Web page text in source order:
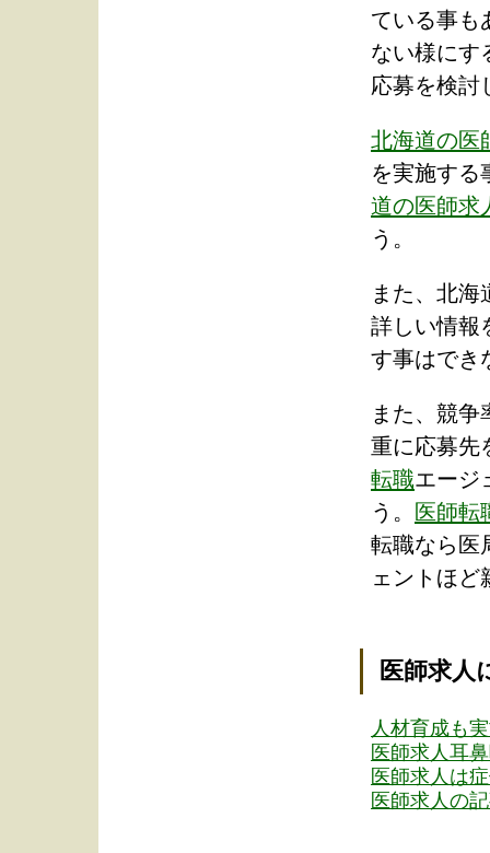
ている事も
ない様にす
応募を検討
北海道の医
を実施する
道の医師求
う。
また、北
詳しい情報
す事はでき
また、競争
重に応募先
転職エージ
う。 医師転
転職なら医
ェントほ
医師求人
人材育成も
医師求人耳
医師求人は
医師求人の